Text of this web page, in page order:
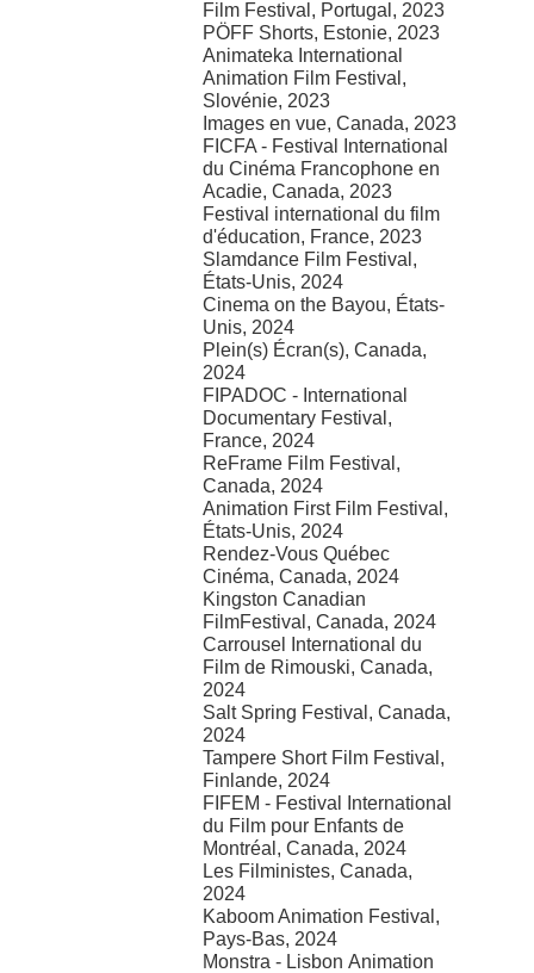
Film Festival, Portugal, 2023
PÖFF Shorts, Estonie, 2023
Animateka International
Animation Film Festival,
Slovénie, 2023
Images en vue, Canada, 2023
FICFA - Festival International
du Cinéma Francophone en
Acadie, Canada, 2023
Festival international du film
d'éducation, France, 2023
Slamdance Film Festival,
États-Unis, 2024
Cinema on the Bayou, États-
Unis, 2024
Plein(s) Écran(s), Canada,
2024
FIPADOC - International
Documentary Festival,
France, 2024
ReFrame Film Festival,
Canada, 2024
Animation First Film Festival,
États-Unis, 2024
Rendez-Vous Québec
Cinéma, Canada, 2024
Kingston Canadian
FilmFestival, Canada, 2024
Carrousel International du
Film de Rimouski, Canada,
2024
Salt Spring Festival, Canada,
2024
Tampere Short Film Festival,
Finlande, 2024
FIFEM - Festival International
du Film pour Enfants de
Montréal, Canada, 2024
Les Filministes, Canada,
2024
Kaboom Animation Festival,
Pays-Bas, 2024
Monstra - Lisbon Animation